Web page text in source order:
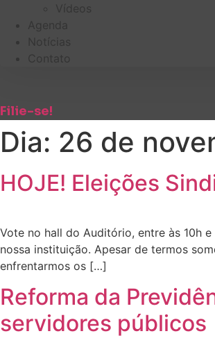
Vídeos
Agenda
Notícias
Contato
Filie-se!
Dia: 26 de
HOJE! Eleições
Vote no hall do Auditório, entre às 10h
nossa instituição. Apesar de termos
enfrentarmos os […]
Reforma da
servidores públicos